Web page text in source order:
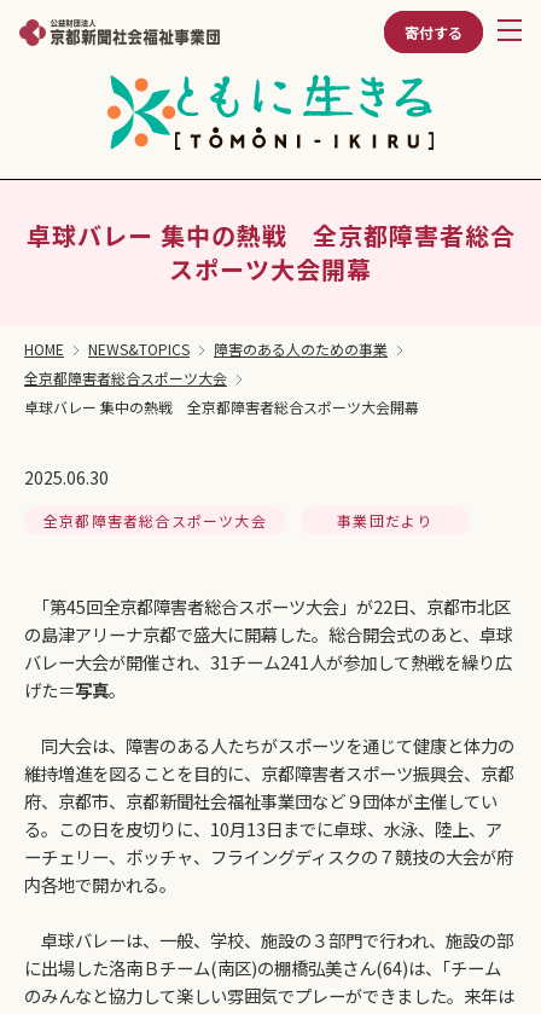
寄付する
卓球バレー 集中の熱戦 全京都障害者総合
スポーツ大会開幕
HOME NEWS&TOPICS
障害のある人のための事業
全京都障害者総合スポーツ大会
卓球バレー 集中の熱戦 全京都障害者総合スポーツ大会開幕
2025.06.30
全京都障害者総合スポーツ大会 事業団だより
｢第45回全京都障害者総合スポーツ大会」が22日、京都市北区
の島津アリーナ京都で盛大に開幕した。総合開会式のあと、卓球
バレー大会が開催され、31チーム241人が参加して熱戦を繰り広
げた＝写真。
同大会は、障害のある人たちがスポーツを通じて健康と体力の
維持増進を図ることを目的に、京都障害者スポーツ振興会、京都
府、京都市、京都新聞社会福祉事業団など９団体が主催してい
る。この日を皮切りに、10月13日までに卓球、水泳、陸上、ア
ーチェリー、ボッチャ、フライングディスクの７競技の大会が府
内各地で開かれる。
卓球バレーは、一般、学校、施設の３部門で行われ、施設の部
に出場した洛南Ｂチーム(南区)の棚橋弘美さん(64)は、｢チーム
のみんなと協力して楽しい雰囲気でプレーができました。来年は